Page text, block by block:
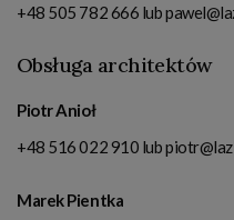
+48 505 782 666 lub
Obsługa architektów
Piotr Anioł
+48 516 022 910 lub
Marek Pientka